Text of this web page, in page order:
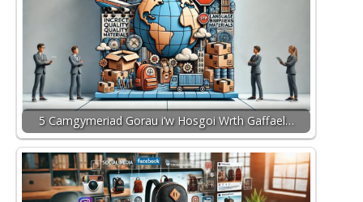
5 Camgymeriad Gorau i’w Hosgoi Wrth Gaffael…